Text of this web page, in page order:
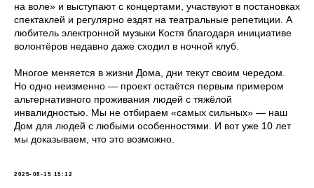
на воле» и выступают с концертами, участвуют в постановках
спектаклей и регулярно ездят на театральные репетиции. А
любитель электронной музыки Костя благодаря инициативе
волонтёров недавно даже сходил в ночной клуб.
Многое меняется в жизни Дома, дни текут своим чередом.
Но одно неизменно — проект остаётся первым примером
альтернативного проживания людей с тяжёлой
инвалидностью. Мы не отбираем «самых сильных» — наш
Дом для людей с любыми особенностями. И вот уже 10 лет
мы доказываем, что это возможно.
2025-08-15 15:12